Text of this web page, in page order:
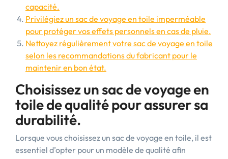
capacité.
Privilégiez un sac de voyage en toile imperméable
pour protéger vos effets personnels en cas de pluie.
Nettoyez régulièrement votre sac de voyage en toile
selon les recommandations du fabricant pour le
maintenir en bon état.
Choisissez un sac de voyage en
toile de qualité pour assurer sa
durabilité.
Lorsque vous choisissez un sac de voyage en toile, il est
essentiel d’opter pour un modèle de qualité afin